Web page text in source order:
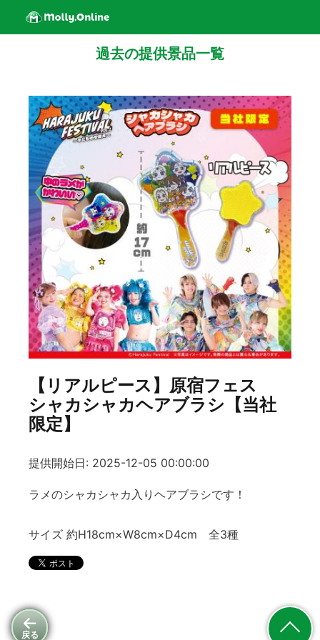
戻る
過去の提供景品一覧
【リアルピース】原宿フェス
シャカシャカヘアブラシ【当社
限定】
提供開始日: 2025-12-05 00:00:00
ラメのシャカシャカ入りヘアブラシです！
サイズ 約H18cm×W8cm×D4cm 全3種